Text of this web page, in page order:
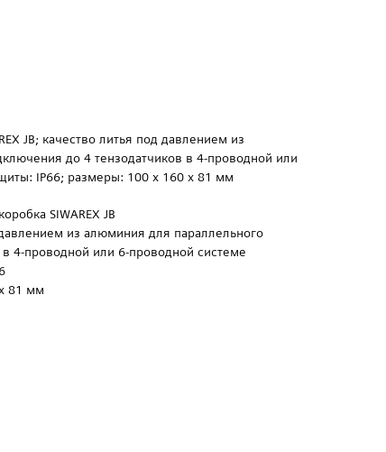
JB; качество литья под давлением из
до 4 тензодатчиков в 4-проводной или
IP66; размеры: 100 х 160 х 81 мм
SIWAREX JB
из алюминия для параллельного
4-проводной или 6-проводной системе
81 мм